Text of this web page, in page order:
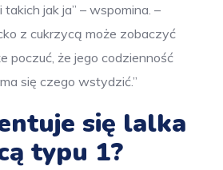
jak ja” – wspomina. –
z cukrzycą może zobaczyć
poczuć, że jego codzienność
się czego wstydzić.”
się lalka
typu 1?